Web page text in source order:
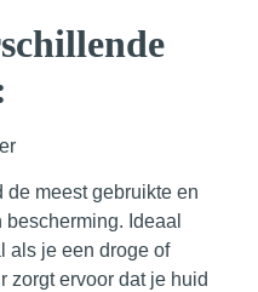
de meest gebruikte en
Ideaal
als je een droge of
zorgt ervoor dat je huid